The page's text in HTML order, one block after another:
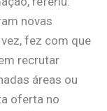
novas
fez com que
recrutar
áreas ou
oferta no